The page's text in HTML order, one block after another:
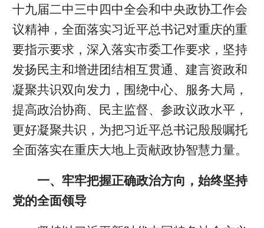
十九届二中三中四中全会和中央政协工作会
议精神，全面落实习近平总书记对重庆的重
要指示要求，深入落实市委工作要求，坚持
发扬民主和增进团结相互贯通、建言资政和
凝聚共识双向发力，围绕中心、服务大局，
提高政治协商、民主监督、参政议政水平，
更好凝聚共识，为把习近平总书记殷殷嘱托
全面落实在重庆大地上贡献政协智慧力量。
一、牢牢把握正确政治方向，始终坚持
党的全面领导